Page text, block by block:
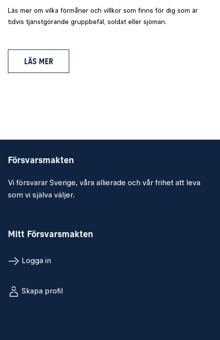
Läs mer om vilka förmåner och villkor som finns för dig som är
tidvis tjänstgörande gruppbefäl, soldat eller sjöman.
LÄS MER
Försvarsmakten
Vi försvarar Sverige, våra allierade och vår frihet att leva
som vi själva väljer.
Mitt Försvarsmakten
Logga in
Skapa profil